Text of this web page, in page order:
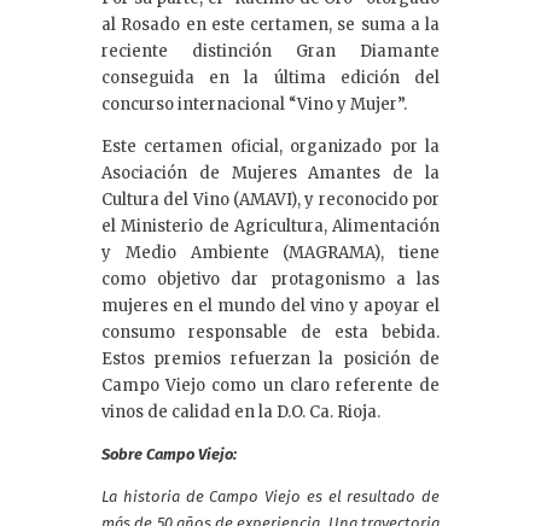
al Rosado en este certamen, se suma a la
reciente distinción Gran Diamante
conseguida en la última edición del
concurso internacional “Vino y Mujer”.
Este certamen oficial, organizado por la
Asociación de Mujeres Amantes de la
Cultura del Vino (AMAVI), y reconocido por
el Ministerio de Agricultura, Alimentación
y Medio Ambiente (MAGRAMA), tiene
como objetivo dar protagonismo a las
mujeres en el mundo del vino y apoyar el
consumo responsable de esta bebida.
Estos premios refuerzan la posición de
Campo Viejo como un claro referente de
vinos de calidad en la D.O. Ca. Rioja.
Sobre Campo Viejo:
La historia de Campo Viejo es el resultado de